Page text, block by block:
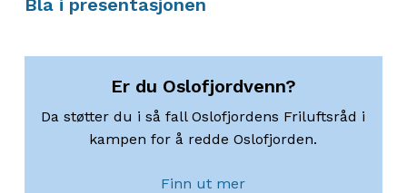
Er du Oslofjordvenn?
Da støtter du i så fall Oslofjordens Friluftsråd i
kampen for å redde Oslofjorden.
Finn ut mer